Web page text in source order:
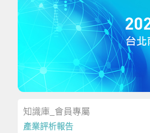
知識庫_會員專屬
產業評析報告